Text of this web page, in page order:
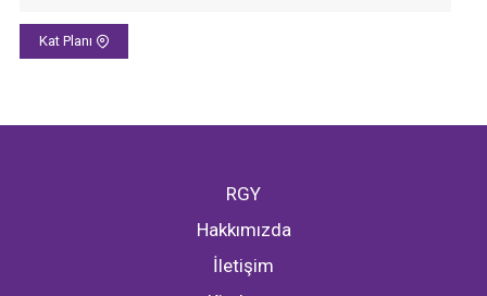
Kat Planı
RGY
Hakkımızda
İletişim